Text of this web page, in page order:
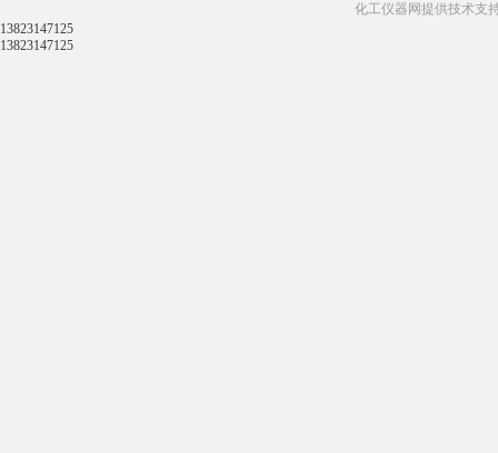
化工仪器网提供技术支
13823147125
13823147125